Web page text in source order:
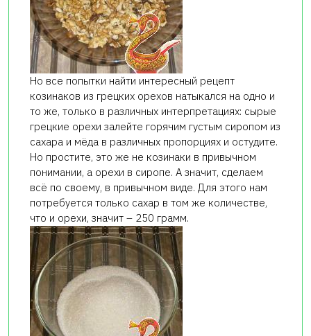
Но все попытки найти интересный рецепт
козинаков из грецких орехов натыкался на одно и
то же, только в различных интерпретациях: сырые
грецкие орехи залейте горячим густым сиропом из
сахара и мёда в различных пропорциях и остудите.
Но простите, это же не козинаки в привычном
понимании, а орехи в сиропе. А значит, сделаем
всё по своему, в привычном виде. Для этого нам
потребуется только сахар в том же количестве,
что и орехи, значит – 250 грамм.